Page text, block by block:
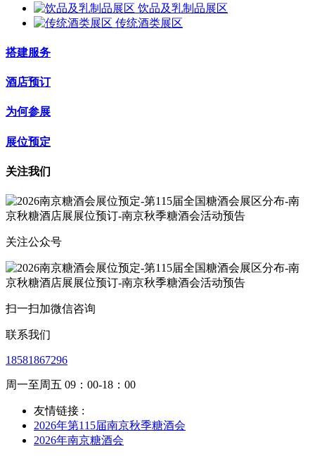
饮品及乳制品展区
传统酒类展区
搭建服务
酒店预订
为何参展
展位预定
关注我们
关注公众号
扫一扫加微信咨询
联系我们
18581867296
周一至周五 09：00-18：00
友情链接 :
2026年第115届南京秋季糖酒会
2026年南京糖酒会